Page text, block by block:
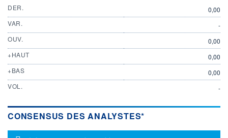
DER.
0,00
VAR.
-
OUV.
0,00
+HAUT
0,00
+BAS
0,00
VOL.
-
CONSENSUS DES ANALYSTES*